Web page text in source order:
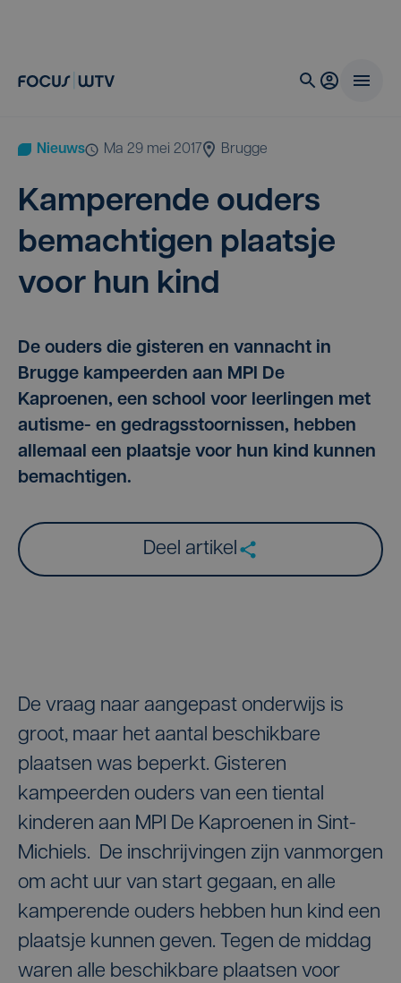
Nieuws ma 29 mei 2017 Brugge
Kam­pe­ren­de ouders
bemach­ti­gen plaats­je
voor hun kind
De ouders die gisteren en vannacht in
Brugge kampeerden aan MPI De
Kaproenen, een school voor leerlingen met
autisme- en gedragsstoornissen, hebben
allemaal een plaatsje voor hun kind kunnen
bemachtigen.
Deel artikel
De vraag naar aangepast onderwijs is
groot, maar het aantal beschikbare
plaatsen was beperkt. Gisteren
kampeerden ouders van een tiental
kinderen aan MPI De Kaproenen in Sint-
Michiels. De inschrijvingen zijn vanmorgen
om acht uur van start gegaan, en alle
kamperende ouders hebben hun kind een
plaatsje kunnen geven. Tegen de middag
waren alle beschikbare plaatsen voor